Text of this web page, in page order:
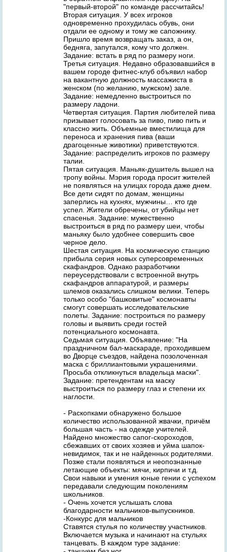
"первый-второй" по команде рассчитайсь!
Вторая ситуация. У всех игроков
одновременно прохудилась обувь, они
отдали ее одному и тому же сапожнику.
Пришло время возвращать заказ, а он,
бедняга, запутался, кому что должен.
Задание: встать в ряд по размеру ноги.
Третья ситуация. Недавно образовавшийся в
вашем городе фитнес-клуб объявил набор
на вакантную должность массажиста в
женском (по желанию, мужском) зале.
Задание: немедленно выстроиться по
размеру ладони.
Четвертая ситуация. Партия любителей пива
призывает голосовать за пиво, пиво пить и
классно жить. Объемные вместилища для
переноса и хранения пива (ваши
драгоценные животики) приветствуются.
Задание: распределить игроков по размеру
талии.
Пятая ситуация. Маньяк-душитель вышел на
тропу войны. Мэрия города просит жителей
не появляться на улицах города даже днем.
Все дети сидят по домам, женщины
заперлись на кухнях, мужчины… кто где
успел. Жители обречены, от убийцы нет
спасенья. Задание: мужественно
выстроиться в ряд по размеру шеи, чтобы
маньяку было удобнее совершить свое
черное дело.
Шестая ситуация. На космическую станцию
прибыла серия новых суперсовременных
скафандров. Однако разработчики
переусердствовали с встроенной внутрь
скафандров аппаратурой, и размеры
шлемов оказались слишком велики. Теперь
только особо "башковитые" космонавты
смогут совершать исследовательские
полеты. Задание: построиться по размеру
головы и выявить среди гостей
потенциального космонавта.
Седьмая ситуация. Объявление: "На
праздничном бал-маскараде, проходившем
во Дворце съездов, найдена позолоченная
маска с бриллиантовыми украшениями.
Просьба откликнуться владельца маски".
Задание: претендентам на маску
выстроиться по размеру глаз и степени их
наглости.
- Раскопками обнаружено большое
количество использованной жвачки, причём
большая часть - на одежде учителей.
Найдено множество сапог-скороходов,
сбежавших от своих хозяев и уйма шапок-
невидимок, так и не найденных родителями.
Позже стали появляться и неопознанные
летающие объекты: мячи, кирпичи и т.д.
Свои навыки и умения юные гении с успехом
передавали следующим поколениям
школьников.
- Очень хочется услышать слова
благодарности мальчиков-выпускников.
-Конкурс для мальчиков
Ставятся стулья по количеству участников.
Включается музыка и начинают на стульях
танцевать. В каждом туре задание: